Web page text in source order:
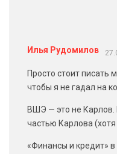
Илья Рудомилов
Просто стоит писать
чтобы я не гадал на
ВШЭ — это не
частью Карлова
«Финансы и кредит»